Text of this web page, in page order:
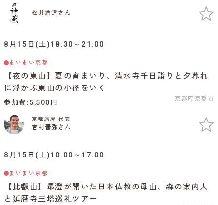
松井酒造さん
8月15日(土)18:30～21:00
まいまい京都
【夜の東山】夏の宵まいり、清水寺千日詣りと夕暮れ
に浮かぶ東山の小径をいく
京都府京都市
参加費 5,500円
京都旅屋 代表
吉村晋弥さん
8月15日(土)10:00～17:00
まいまい京都
【比叡山】最澄が開いた日本仏教の母山、森の案内人
と延暦寺三塔巡礼ツアー